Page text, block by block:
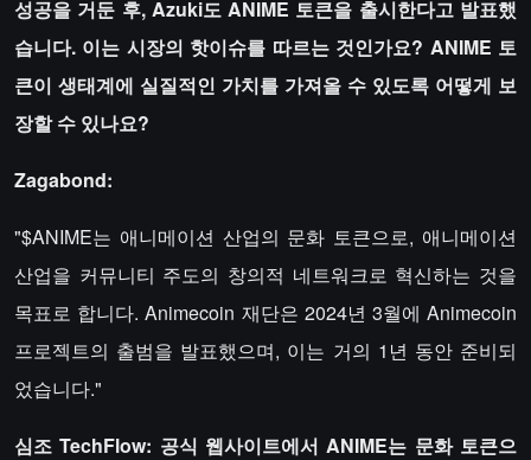
성공을 거둔 후, Azuki도 ANIME 토큰을 출시한다고 발표했
습니다. 이는 시장의 핫이슈를 따르는 것인가요? ANIME 토
큰이 생태계에 실질적인 가치를 가져올 수 있도록 어떻게 보
장할 수 있나요?
Zagabond:
"$ANIME는 애니메이션 산업의 문화 토큰으로, 애니메이션
산업을 커뮤니티 주도의 창의적 네트워크로 혁신하는 것을
목표로 합니다. Animecoin 재단은 2024년 3월에 Animecoin
프로젝트의 출범을 발표했으며, 이는 거의 1년 동안 준비되
었습니다."
심조 TechFlow: 공식 웹사이트에서 ANIME는 문화 토큰으